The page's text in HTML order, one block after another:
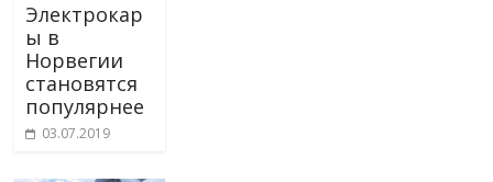
Электрокар
ы в
Норвегии
становятся
популярнее
03.07.2019